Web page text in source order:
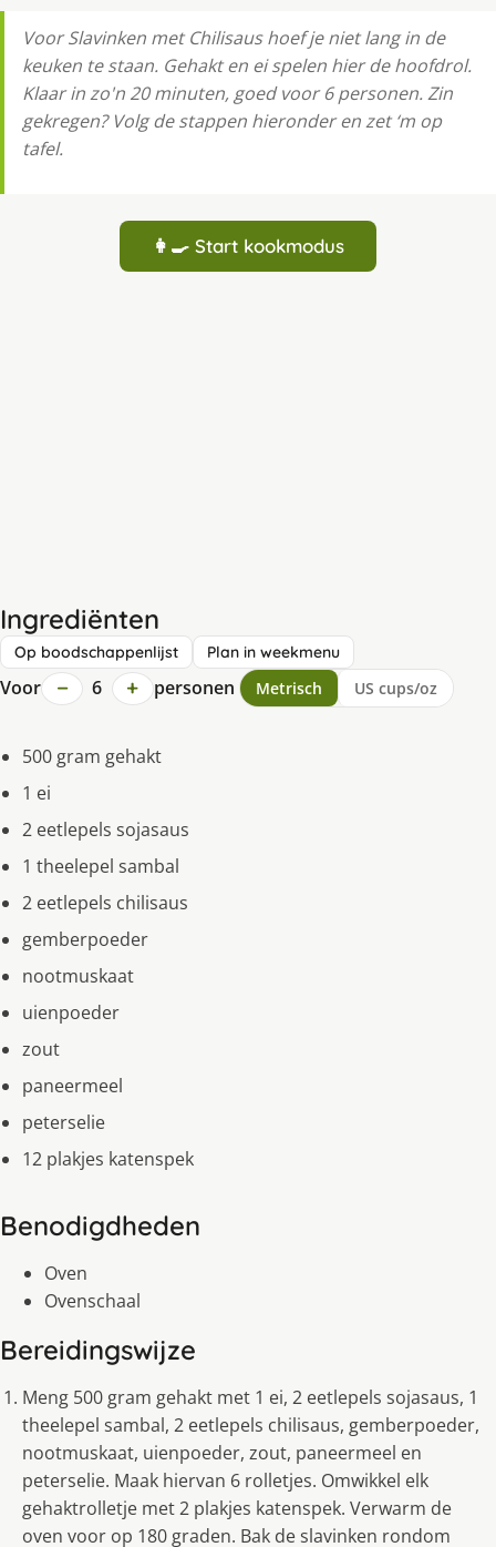
Voor Slavinken met Chilisaus hoef je niet lang in de
keuken te staan. Gehakt en ei spelen hier de hoofdrol.
Klaar in zo'n 20 minuten, goed voor 6 personen. Zin
gekregen? Volg de stappen hieronder en zet ‘m op
tafel.
👩‍🍳 Start kookmodus
Ingrediënten
Op boodschappenlijst Plan in weekmenu
Voor − 6 + personen Metrisch US cups/oz
500 gram gehakt
1 ei
2 eetlepels sojasaus
1 theelepel sambal
2 eetlepels chilisaus
gemberpoeder
nootmuskaat
uienpoeder
zout
paneermeel
peterselie
12 plakjes katenspek
Benodigdheden
Oven
Ovenschaal
Bereidingswijze
Meng 500 gram gehakt met 1 ei, 2 eetlepels sojasaus, 1
theelepel sambal, 2 eetlepels chilisaus, gemberpoeder,
nootmuskaat, uienpoeder, zout, paneermeel en
peterselie. Maak hiervan 6 rolletjes. Omwikkel elk
gehaktrolletje met 2 plakjes katenspek. Verwarm de
oven voor op 180 graden. Bak de slavinken rondom